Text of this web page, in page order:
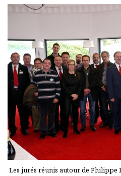
Les jurés réunis autour de Philippe